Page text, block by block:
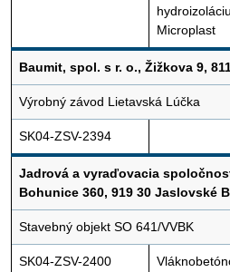
Microplast
Baumit, spol. s r. o., Žižkova 9,
Výrobný závod Lietavská Lúčka
SK04-ZSV-2394
Jadrová a vyraďovacia
Bohunice 360, 919 30 Jaslovské
Stavebný objekt SO 641/VVBK
SK04-ZSV-2400